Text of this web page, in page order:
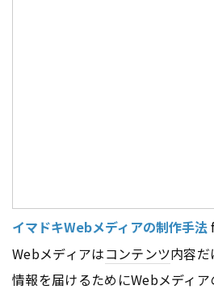
イマドキWebメディアの制作手法
Webメディアはコンテンツ内容
情報を届けるためにWebメディ